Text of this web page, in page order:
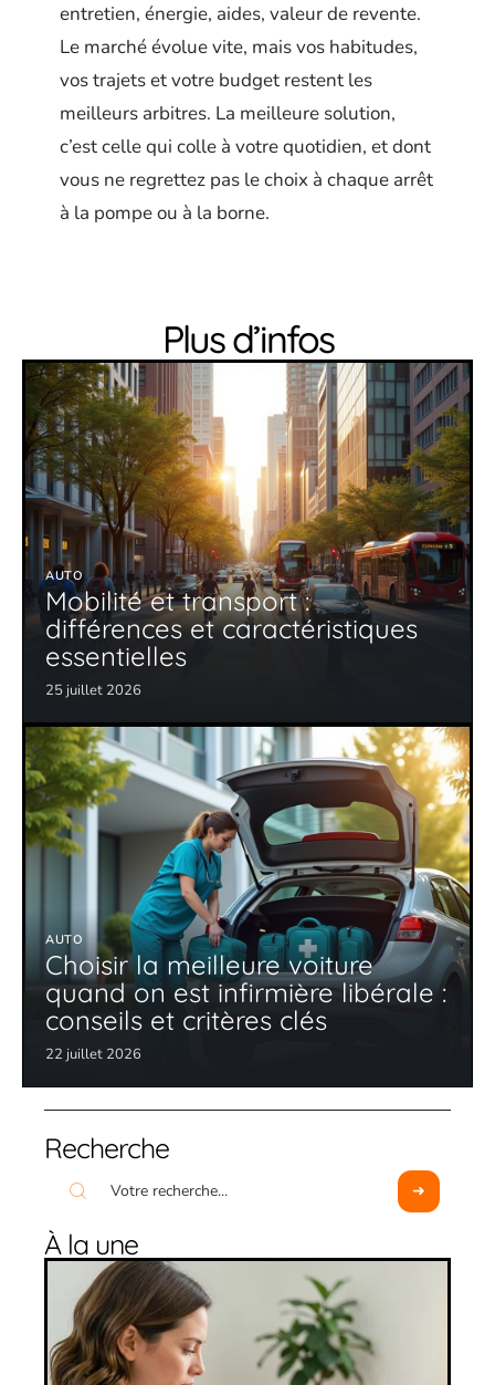
entretien, énergie, aides, valeur de revente.
Le marché évolue vite, mais vos habitudes,
vos trajets et votre budget restent les
meilleurs arbitres. La meilleure solution,
c’est celle qui colle à votre quotidien, et dont
vous ne regrettez pas le choix à chaque arrêt
à la pompe ou à la borne.
Plus d’infos
AUTO
Mobilité et transport :
différences et caractéristiques
essentielles
25 juillet 2026
AUTO
Choisir la meilleure voiture
quand on est infirmière libérale :
conseils et critères clés
22 juillet 2026
Recherche
À la une